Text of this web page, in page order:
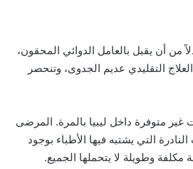
أن يقبل بالعامل الدوائي المحقون،
التقليدي عديم الجدوى، وتنحصر
متوفرة داخل ليبيا بالمرة. المرضى
التي يشتبه فيها الأطباء بوجود
وطويلة لا يتحملها الجميع.